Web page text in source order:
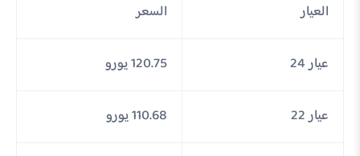
العيار السعر
عيار 24 120.75 يورو
عيار 22 110.68 يورو